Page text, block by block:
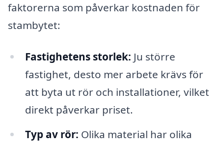
faktorerna som påverkar kostnaden för
stambytet:
Fastighetens storlek: Ju större
fastighet, desto mer arbete krävs för
att byta ut rör och installationer, vilket
direkt påverkar priset.
Typ av rör: Olika material har olika